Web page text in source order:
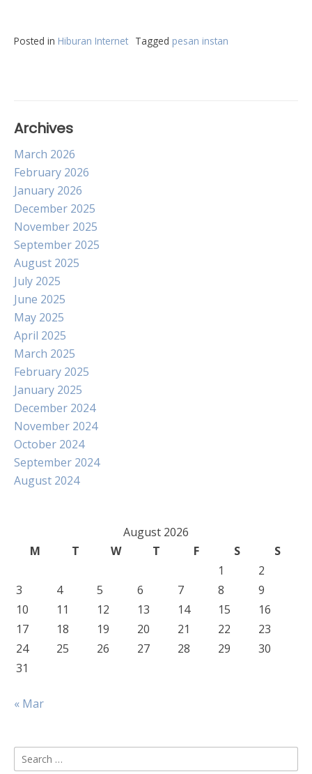
Posted in Hiburan Internet Tagged pesan instan
Archives
March 2026
February 2026
January 2026
December 2025
November 2025
September 2025
August 2025
July 2025
June 2025
May 2025
April 2025
March 2025
February 2025
January 2025
December 2024
November 2024
October 2024
September 2024
August 2024
August 2026
M
T W T F S
S
1
2
3
4 5 6 7 8
9
10
11 12 13 14 15
16
17
18 19 20 21 22
23
24
25 26 27 28 29
30
31
« Mar
Search